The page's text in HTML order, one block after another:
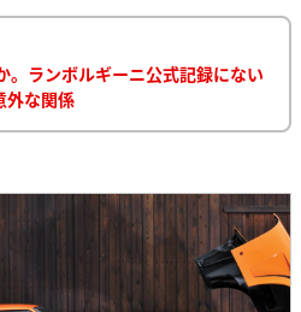
。ランボルギーニ公式記録にない
外な関係